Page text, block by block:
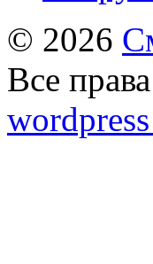
© 2026
Все